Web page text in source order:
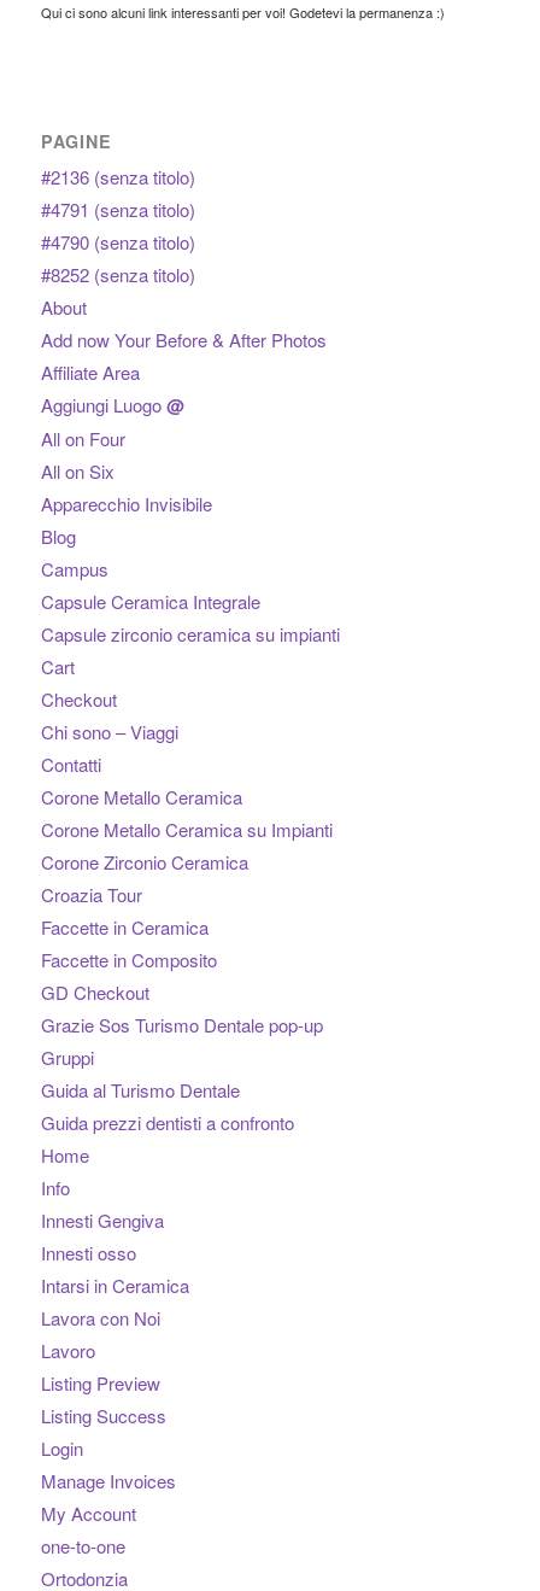
Qui ci sono alcuni link interessanti per voi! Godetevi la permanenza :)
PAGINE
#2136 (senza titolo)
#4791 (senza titolo)
#4790 (senza titolo)
#8252 (senza titolo)
About
Add now Your Before & After Photos
Affiliate Area
Aggiungi Luogo@
All on Four
All on Six
Apparecchio Invisibile
Blog
Campus
Capsule Ceramica Integrale
Capsule zirconio ceramica su impianti
Cart
Checkout
Chi sono – Viaggi
Contatti
Corone Metallo Ceramica
Corone Metallo Ceramica su Impianti
Corone Zirconio Ceramica
Croazia Tour
Faccette in Ceramica
Faccette in Composito
GD Checkout
Grazie Sos Turismo Dentale pop-up
Gruppi
Guida al Turismo Dentale
Guida prezzi dentisti a confronto
Home
Info
Innesti Gengiva
Innesti osso
Intarsi in Ceramica
Lavora con Noi
Lavoro
Listing Preview
Listing Success
Login
Manage Invoices
My Account
one-to-one
Ortodonzia